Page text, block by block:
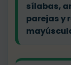
sílabas,
parejas y